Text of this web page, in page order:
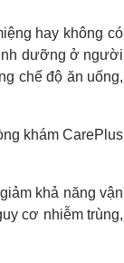
hay không có
dưỡng ở người
chế độ ăn uống,
khám CarePlus
khả năng vận
cơ nhiễm trùng,